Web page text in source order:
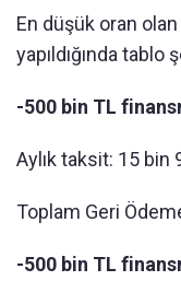
En düşük oran
yapıldığında tablo
-500 bin TL
Aylık taksit: 15 bin
Toplam Geri
-500 bin TL